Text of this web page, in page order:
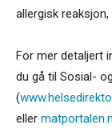
allergisk
For mer detaljert
du gå til Sosial-
(
eller